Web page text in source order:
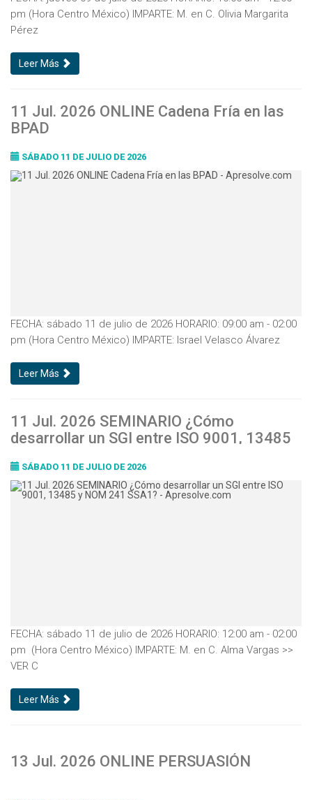
pm (Hora Centro México) IMPARTE: M. en C. Olivia Margarita
Pérez
Leer Más
11 Jul. 2026 ONLINE Cadena Fría en las
BPAD
SÁBADO 11 DE JULIO DE 2026
FECHA: sábado 11 de julio de 2026 HORARIO: 09:00 am - 02:00
pm (Hora Centro México) IMPARTE: Israel Velasco Álvarez
Leer Más
11 Jul. 2026 SEMINARIO ¿Cómo
desarrollar un SGI entre ISO 9001, 13485
SÁBADO 11 DE JULIO DE 2026
FECHA: sábado 11 de julio de 2026 HORARIO: 12:00 am - 02:00
pm (Hora Centro México) IMPARTE: M. en C. Alma Vargas >>
VER C
Leer Más
13 Jul. 2026 ONLINE PERSUASIÓN